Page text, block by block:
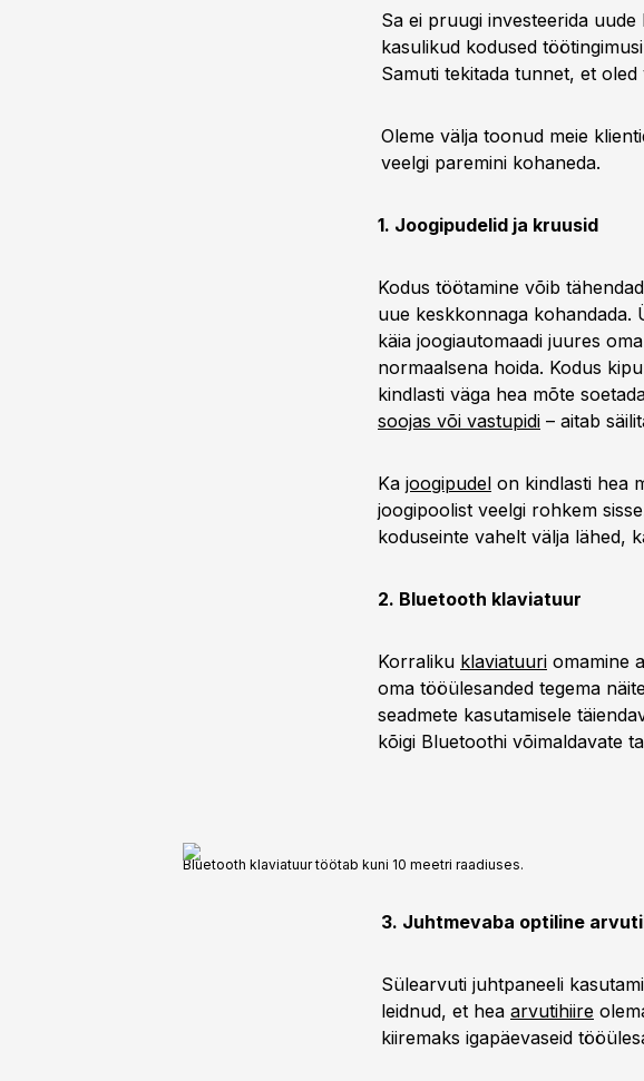
Sa ei pruugi investeerida
kasulikud kodused
Samuti tekitada tunnet, et
Oleme välja toonud meie
veelgi paremini kohaneda.
1. Joogipudelid ja kruusid
Kodus töötamine võib
uue keskkonnaga kohandada.
käia joogiautomaadi juures
normaalsena hoida. Kodus
kindlasti väga hea mõte
soojas või vastupidi – aitab
Ka joogipudel on kindlasti hea
joogipoolist veelgi rohkem
koduseinte vahelt välja lähed,
2. Bluetooth klaviatuur
Korraliku klaviatuuri omamine
oma tööülesanded tegema
seadmete kasutamisele
kõigi Bluetoothi võimaldavate
Bluetooth klaviatuur töötab kuni 10 meetri raadiuses.
3. Juhtmevaba optiline
Sülearvuti juhtpaneeli
leidnud, et hea arvutihiire
kiiremaks igapäevaseid